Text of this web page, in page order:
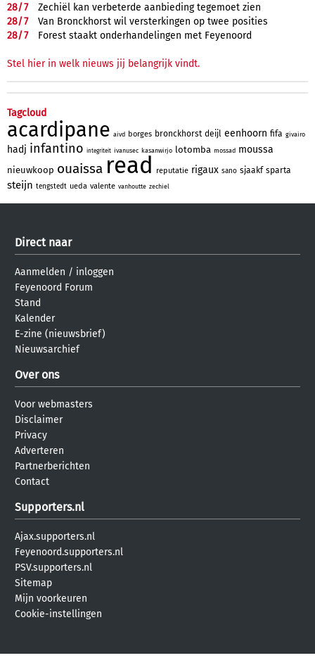
28/7
Zechiël kan verbeterde aanbieding tegemoet zien
28/7
Van Bronckhorst wil versterkingen op twee posities
28/7 Forest staakt onderhandelingen met Feyenoord
Stel hier in welk nieuws jij belangrijk vindt.
Tagcloud
acardipane aivd borges bronckhorst deijl eenhoorn fifa givairo
hadj infantino integriteit ivanusec kasanwirjo lotomba mossad moussa
nieuwkoop ouaissa read reputatie rigaux sano sjaakf sparta
steijn tengstedt ueda valente vanhoutte zechiel
Direct naar
Aanmelden / inloggen
Feyenoord Forum
Stand
Kalender
E-zine (nieuwsbrief)
Nieuwsarchief
Over ons
Voor webmasters
Disclaimer
Privacy
Adverteren
Partnerberichten
Contact
Supporters.nl
Ajax.supporters.nl
Feyenoord.supporters.nl
PSV.supporters.nl
Sitemap
Mijn voorkeuren
Cookie-instellingen